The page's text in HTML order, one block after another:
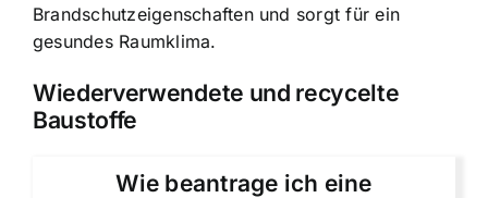
Brandschutzeigenschaften und sorgt für ein
gesundes Raumklima.
Wiederverwendete und recycelte
Baustoffe
Wie beantrage ich eine